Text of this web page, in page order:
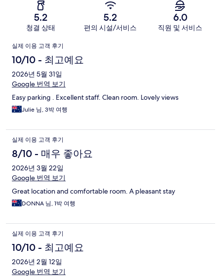
5.2
청결 상태
5.2
편의 시설/서비스
6.0
직원 및 서비스
이
용
후
기
실제 이용 고객 후기
10/10 - 최고예요
2026년 5월 31일
Google 번역 보기
Easy parking . Excellent staff. Clean room. Lovely views
Julie 님, 3박 여행
실제 이용 고객 후기
8/10 - 매우 좋아요
2026년 3월 22일
Google 번역 보기
Great location and comfortable room. A pleasant stay
DONNA 님, 1박 여행
실제 이용 고객 후기
10/10 - 최고예요
2026년 2월 12일
Google 번역 보기